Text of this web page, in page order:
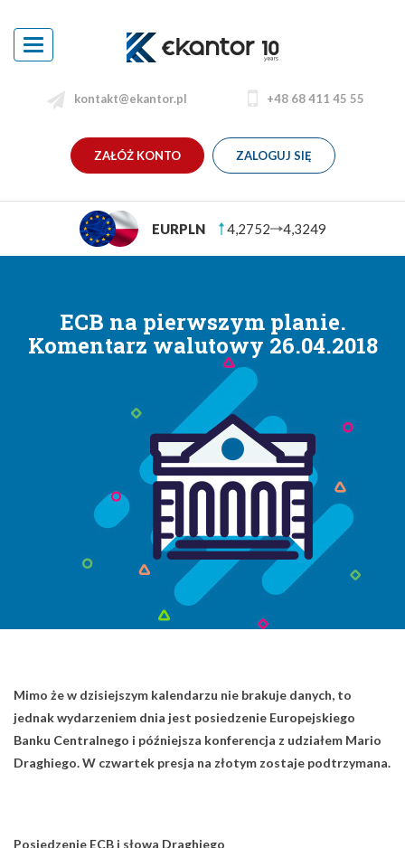
Toggle
navigation
kontakt@ekantor.pl +48 68 411 45 55
ZAŁÓŻ KONTO ZALOGUJ SIĘ
4,3249 USDPLN
ECB na pierwszym planie.
Komentarz walutowy 26.04.2018
Mimo że w dzisiejszym kalendarzu nie brakuje danych, to
jednak wydarzeniem dnia jest posiedzenie Europejskiego
Banku Centralnego i późniejsza konferencja z udziałem Mario
Draghiego. W czwartek presja na złotym zostaje podtrzymana.
Posiedzenie ECB i słowa Draghiego